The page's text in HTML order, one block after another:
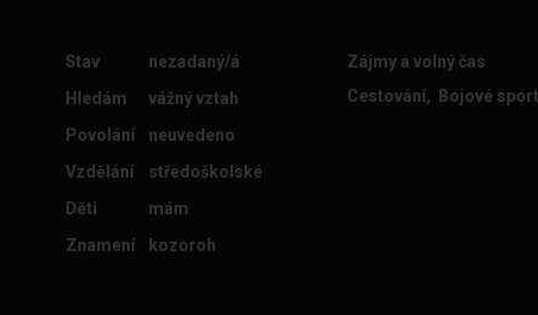
Stav
nezadaný/á
Hledám
vážný vztah
Povolání
neuvedeno
Vzdělání
středoškolské
Děti
mám
Znamení
kozoroh
Zájmy a volný čas
Cestování, Bojové